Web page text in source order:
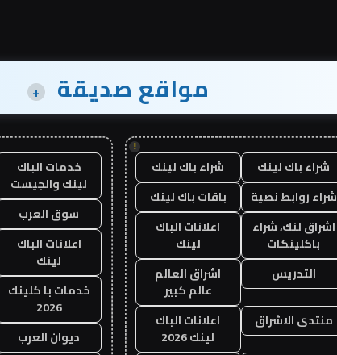
مواقع صديقة +
!
شراء باك لينك
شراء باك لينك
شراء روابط نصية
باقات باك لينك
اشراق لنك، شراء
باكلينكات
اعلانات الباك
لينك
التدريس
اشراق العالم
عالم كبير
منتدى الاشراق
اعلانات الباك
لينك 2026
خدمات الباك
لينك والجيست
سوق العرب
اعلانات الباك
لينك
خدمات با كلينك
2026
ديوان العرب